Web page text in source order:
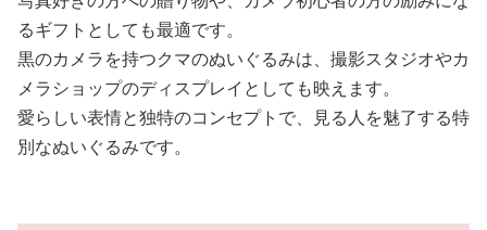
るギフトとしても最適です。
黒のカメラを持つクマのぬいぐるみは、撮影スタジオやカ
メラショップのディスプレイとしても映えます。
愛らしい表情と独特のコンセプトで、見る人を魅了する特
別なぬいぐるみです。